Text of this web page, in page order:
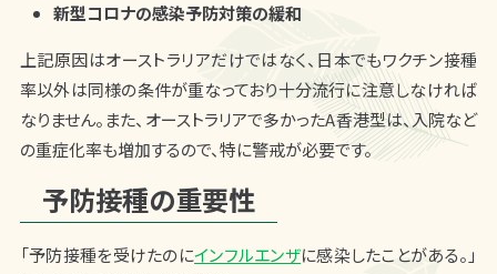
新型コロナの感染予防対策の緩和
上記原因はオーストラリアだけではなく、日本でもワクチン接種
率以外は同様の条件が重なっており十分流行に注意しなければ
なりません。また、 オーストラリアで多かったA香港型は、入院など
の重症化率も増加するので、特に警戒が必要です。
予防接種の重要性
「予防接種を受けたのにインフルエンザに感染したことがある。」